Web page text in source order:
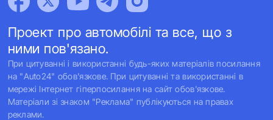
Проект про автомобілі та все, що з
ними пов'язано.
При цитуванні і використанні будь-яких матеріалів посилання
на "Auto24" обов'язкове. При цитуванні та використанні в
мережі Інтернет гіперпосилання на сайт обов'язкове.
Матеріали зі знаком "Реклама" публікуються на правах
реклами.